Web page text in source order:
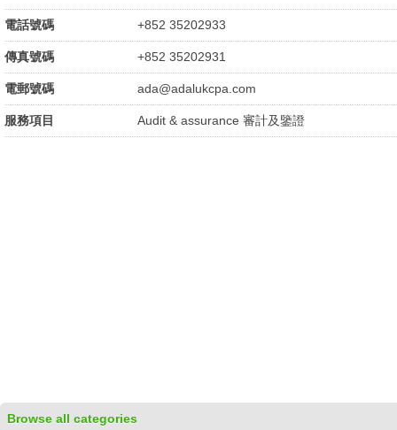
電話號碼 +852 35202933
傳真號碼 +852 35202931
電郵號碼 ada@adalukcpa.com
服務項目 Audit & assurance 審計及鑒證
Browse all categories